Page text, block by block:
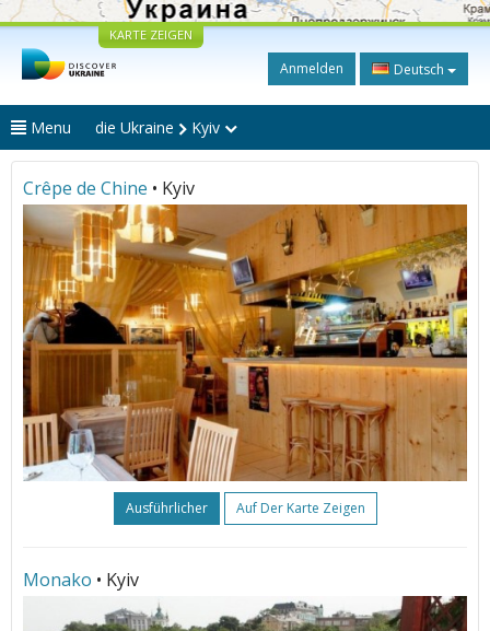
KARTE ZEIGEN
Anmelden Deutsch
Menu die Ukraine Kyiv
Crêpe de Chine • Kyiv
Ausführlicher Auf Der Karte Zeigen
Monako • Kyiv